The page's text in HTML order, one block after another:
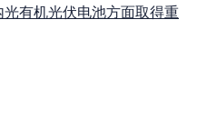
有机光伏电池方面取得重